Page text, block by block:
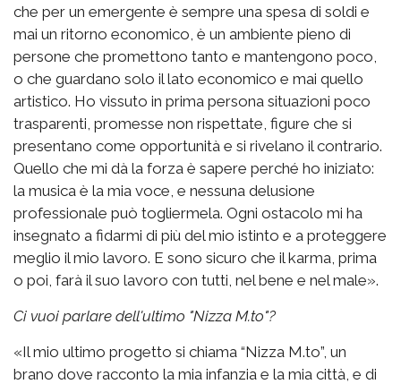
che per un emergente è sempre una spesa di soldi e
mai un ritorno economico, è un ambiente pieno di
persone che promettono tanto e mantengono poco,
o che guardano solo il lato economico e mai quello
artistico. Ho vissuto in prima persona situazioni poco
trasparenti, promesse non rispettate, figure che si
presentano come opportunità e si rivelano il contrario.
Quello che mi dà la forza è sapere perché ho iniziato:
la musica è la mia voce, e nessuna delusione
professionale può togliermela. Ogni ostacolo mi ha
insegnato a fidarmi di più del mio istinto e a proteggere
meglio il mio lavoro. E sono sicuro che il karma, prima
o poi, farà il suo lavoro con tutti, nel bene e nel male».
Ci vuoi parlare dell'ultimo "Nizza M.to"?
«Il mio ultimo progetto si chiama “Nizza M.to”, un
brano dove racconto la mia infanzia e la mia città, e di